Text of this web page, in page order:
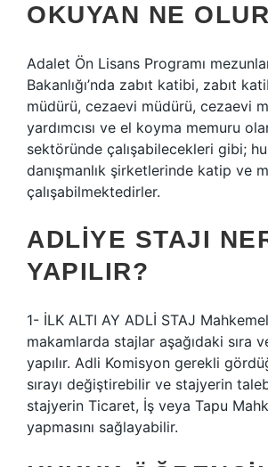
OKUYAN NE
Adalet Ön Lisans Programı
Bakanlığı’nda zabıt katibi, zabıt
müdürü, cezaevi müdürü, cezaevi
yardımcısı ve el koyma memuru
sektöründe çalışabilecekleri gibi;
danışmanlık şirketlerinde katip ve
çalışabilmektedirler.
ADLIYE STAJI
YAPILIR?
1- İLK ALTI AY ADLİ STAJ
makamlarda stajlar aşağıdaki sıra
yapılır. Adli Komisyon gerekli
sırayı değiştirebilir ve stajyerin
stajyerin Ticaret, İş veya Tapu
yapmasını sağlayabilir.